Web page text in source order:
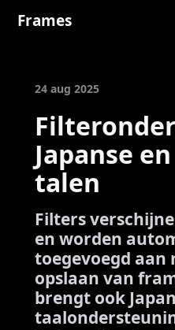
Frames
24 aug 2025
Japanse
talen
Filters
en worden
toegevoegd
opslaan van
brengt ook